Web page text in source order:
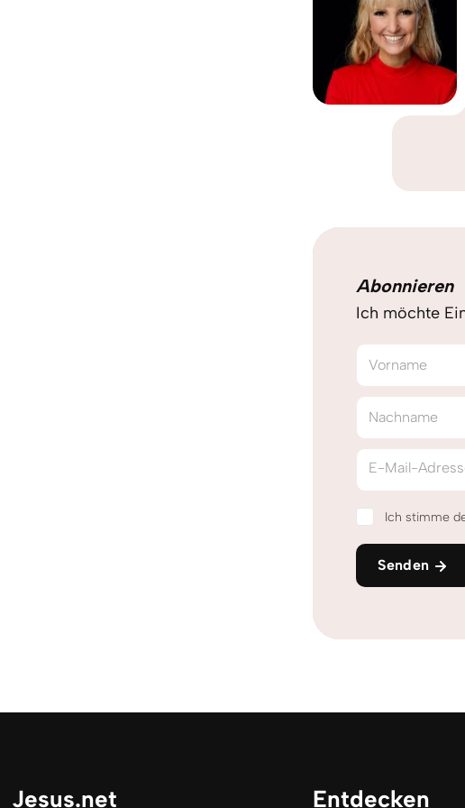
Abonnieren
Ich möchte
Vorname
Nachname
E-Mail-
Ich stimme
Senden
Jesus.net Entdecken